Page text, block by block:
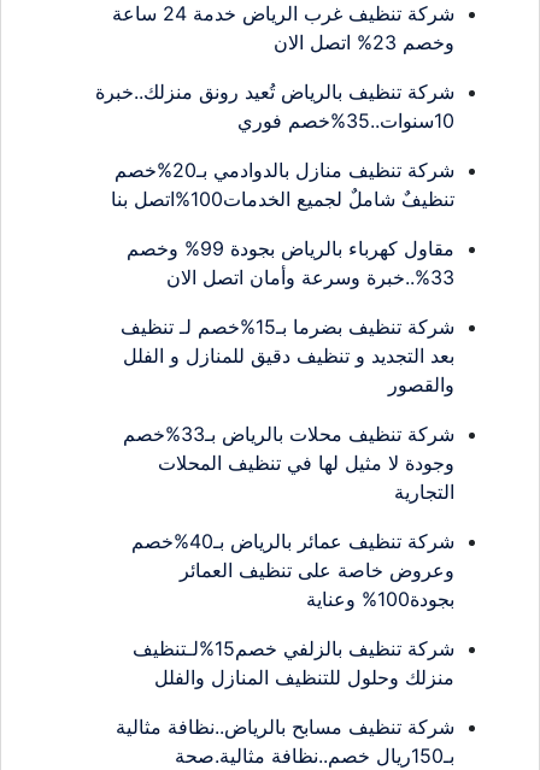
شركة تنظيف غرب الرياض خدمة 24 ساعة
وخصم 23% اتصل الان
شركة تنظيف بالرياض تُعيد رونق منزلك..خبرة
10سنوات..35%خصم فوري
شركة تنظيف منازل بالدوادمي بـ20%خصم
تنظيفٌ شاملٌ لجميع الخدمات100%اتصل بنا
مقاول كهرباء بالرياض بجودة 99% وخصم
33%..خبرة وسرعة وأمان اتصل الان
شركة تنظيف بضرما بـ15%خصم لـ تنظيف
بعد التجديد و تنظيف دقيق للمنازل و الفلل
والقصور
شركة تنظيف محلات بالرياض بـ33%خصم
وجودة لا مثيل لها في تنظيف المحلات
التجارية
شركة تنظيف عمائر بالرياض بـ40%خصم
وعروض خاصة على تنظيف العمائر
بجودة100% وعناية
شركة تنظيف بالزلفي خصم15%لـتنظيف
منزلك وحلول للتنظيف المنازل والفلل
شركة تنظيف مسابح بالرياض..نظافة مثالية
بـ150ريال خصم..نظافة مثالية.صحة